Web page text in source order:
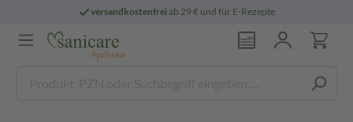
versandkostenfreiab 29 € und für E-Rezepte